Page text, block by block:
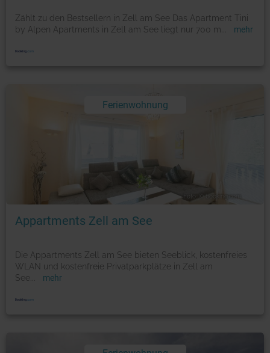
Zählt zu den Bestsellern in Zell am See Das Apartment Tini
by Alpen Apartments in Zell am See liegt nur 700 m
mehr
Ferienwohnung
Foto: © booking.com
Appartments Zell am See
Die Appartments Zell am See bieten Seeblick, kostenfreies
WLAN und kostenfreie Privatparkplätze in Zell am
See
mehr